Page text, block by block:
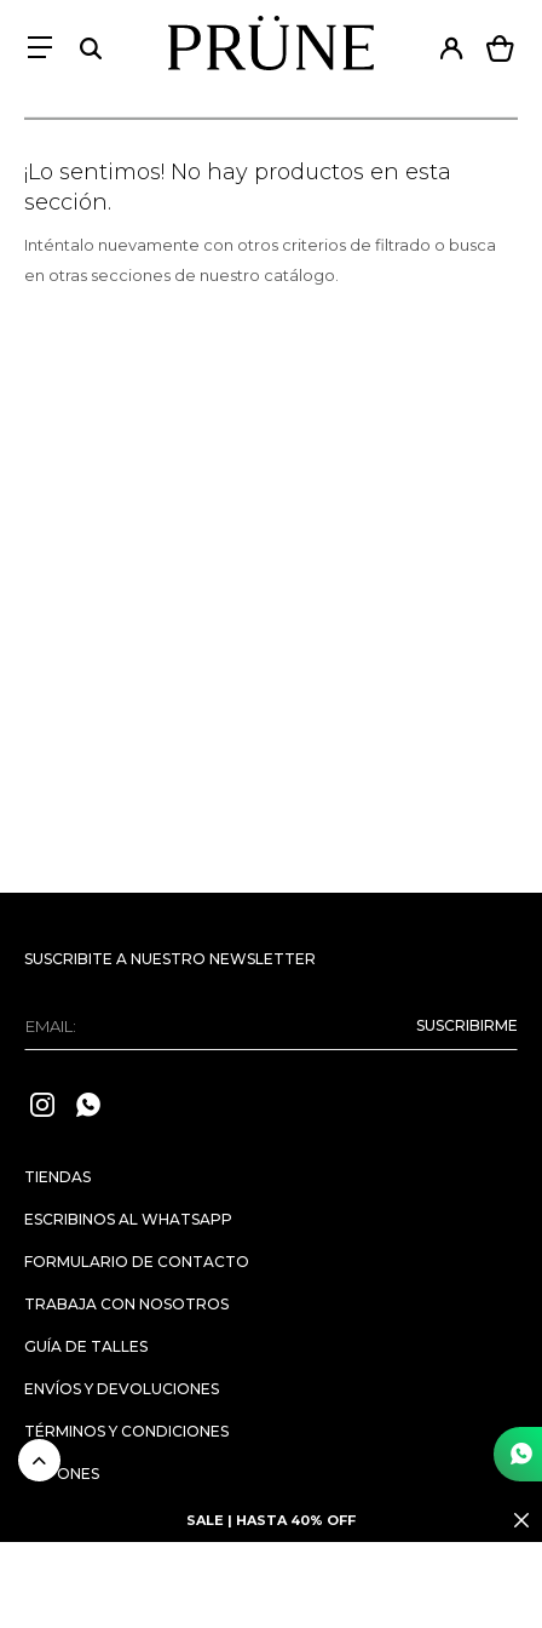
¡Lo sentimos! No hay productos en esta
sección.
Inténtalo nuevamente con otros criterios de filtrado o busca
en otras secciones de nuestro catálogo.
TIENDAS
ESCRIBINOS AL WHATSAPP
FORMULARIO DE CONTACTO
TRABAJA CON NOSOTROS
GUÍA DE TALLES
ENVÍOS Y DEVOLUCIONES
TÉRMINOS Y CONDICIONES
CUPONES
SUSCRIBITE A NUESTRO NEWSLETTER
SUSCRIBIRME
 
SALE | HASTA 40% OFF